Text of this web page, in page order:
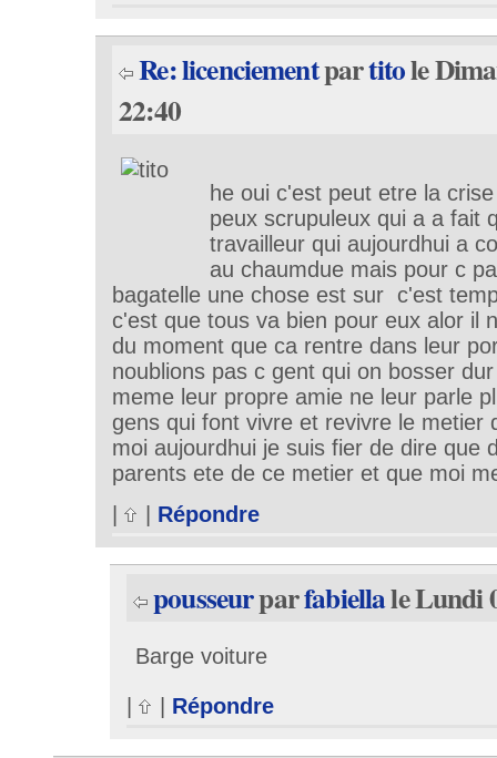
Re: licenciementpartitole
22:40
he oui c'est peut etre la
peux scrupuleux qui a a fait
travailleur qui aujourdhui a
au chaumdue mais pour c
bagatelle une chose est sur c'est
c'est que tous va bien pour eux alor il
du moment que ca rentre dans leur
noublions pas c gent qui on bosser
meme leur propre amie ne leur parle
gens qui font vivre et revivre le metier
moi aujourdhui je suis fier de dire que
parents ete de ce metier et que moi
|
| Répondre
pousseurparfabiellale Lundi
Barge voiture
Répondre